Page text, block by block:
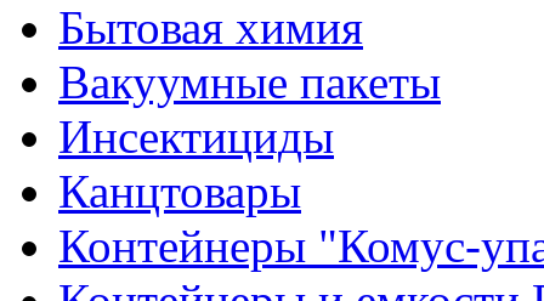
Бытовая химия
Вакуумные пакеты
Инсектициды
Канцтовары
Контейнеры "Комус-